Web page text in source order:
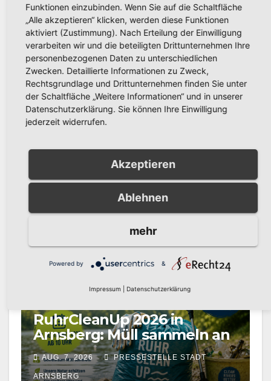
Wannestraße
Related Post
AKTUELLE NACHRICHTEN
1.000. Gast auf dem
Wohnmobilstellplatz ‚Altes
Feld‘ in Arnsberg gefeiert
RuhrCleanUp 2026 in
Arnsberg: Müll sammeln an
vier Standorten am 12.
September
AUG. 7, 2026 PRESSESTELLE STADT
ARNSBERG
Funktionen einzubinden. Wenn Sie auf die Schaltfläche
„Alle akzeptieren“ klicken, werden diese Funktionen
aktiviert (Zustimmung). Nach Erteilung der Einwilligung
verarbeiten wir und die beteiligten Drittunternehmen Ihre
personenbezogenen Daten zu unterschiedlichen
Zwecken. Detaillierte Informationen zu Zweck,
Rechtsgrundlage und Drittunternehmen finden Sie unter
der Schaltfläche „Weitere Informationen“ und in unserer
Datenschutzerklärung. Sie können Ihre Einwilligung
jederzeit widerrufen.
Akzeptieren
Ablehnen
mehr
Powered by &
Impressum Datenschutzerklärung